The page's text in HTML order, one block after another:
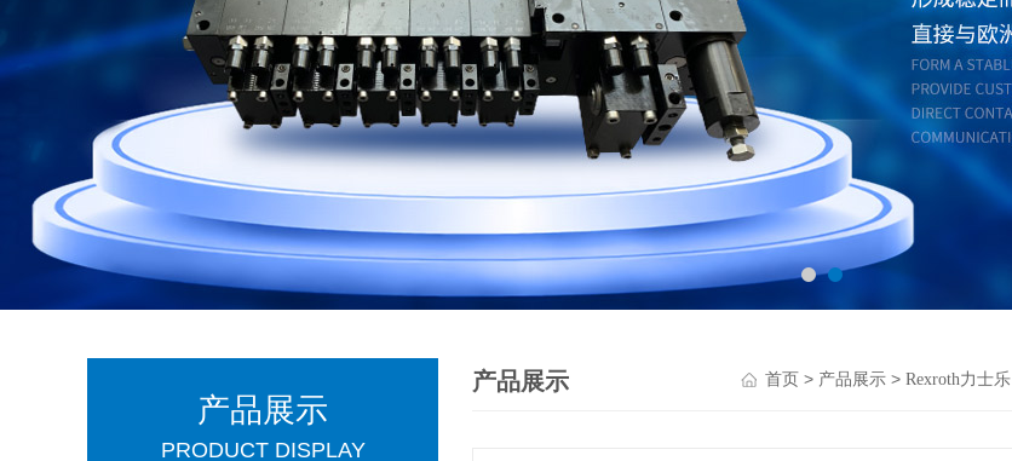
产品展示
PRODUCT DISPLAY
产品展示 首页 > 产品展示 > Rexroth力士乐